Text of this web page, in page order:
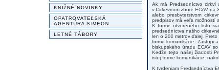
KNIŽNÉ NOVINKY
OPATROVATEĽSKÁ
AGENTÚRA SIMEON
LETNÉ TÁBORY
Ak má Predsedníctvo cirkvi
v Cirkevnom zbore ECAV
alebo presbyterstvom
predpisov má veľa možností
K forme otvoreného listu
predsedníctva nášho
len o 200 metrov ďalej.
forme komunikácie.
biskupského úradu ECAV
Keďže tejto našej žiadosti
istej forme komunikácie,
K tvrdeniam Predsedníctva